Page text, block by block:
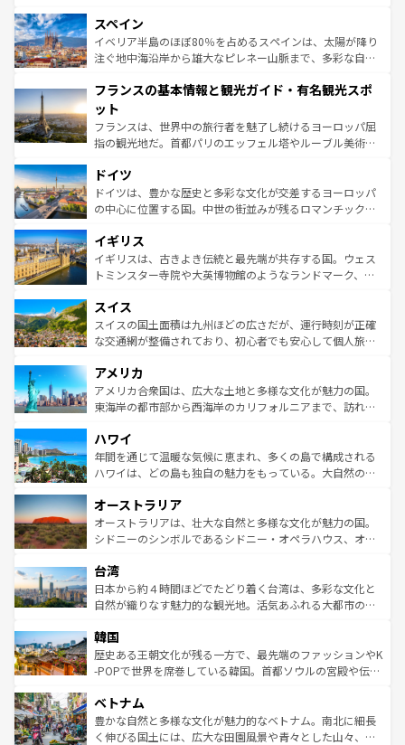
ろん、トスカーナの美しい田園風景やアマルフィ海岸の絶
景など、自然景観も見逃せない。観光の合間には、本場の
ピザやパスタなど、絶品のイタリア料理を堪能することも
ませてくれるイタリアで、忘れられない旅をしてみよう！
なお、新着のイタリア情報は
しい。
スペイン
イベリア半島のほぼ80％を占めるスペインは、太陽が降り
注ぐ地中海沿岸から雄大なピレネー山脈まで、多彩な自然
文化が根付くこの国では、情熱的なフラメンコ、熱気あふ
れる闘牛、そして美味しいタパスが生活の一部となってい
る。首都マドリードの洗練された雰囲気や、バルセロナの
アートに溢れた街角から、地方では古代ローマ遺跡や中世
せる。地方によって風土や気候が異なるスペインはその個
性で訪れる人を魅了する。 なお、新着のスペイン情報は コ
ンテンツ一覧を参照してほしい。
フランスの基本情報と観光ガイド・有名観光スポ
ット
フランスは、世界中の旅行者を魅了し続けるヨーロッパ屈
指の観光地だ。首都パリのエッフェル塔やルーブル美術館
で、幅広い魅力が詰まっている。華麗な宮殿、歴史的な大
聖堂、美しいビーチ、そして豊かな自然が、訪れる者を心
から魅了する。また、フランスは美食の国としても知ら
いる。シャンパンの発祥地であるランス、プロヴァンスの
香り高いラベンダー畑など、多彩な楽しみ方が可能だ。さ
らに、パリ以外の地域にも魅力が溢れており、どの街角に
れる地方に足を運ぶとそれぞれで全く異なる文化を体験で
きるだろう。 なお、新着のフランス情報はコンテンツ一覧
を参照してほしい。
ドイツ
ドイツは、豊かな歴史と多彩な文化が交差するヨーロッパ
の中心に位置する国。中世の街並みが残るロマンチック街
顔を持つこの国は、どこを歩いても飽きることがない。ベ
ルリンの文化的活気、バイエルン州のアルプスの絶景、そ
してライン川沿いのワイン畑といった風景は必見。ビール
は、お酒好きな人にはぜひ体験してほしい。 なお、新着の
ドイツ情報はコンテンツ一覧を参照してほしい。
イギリス
イギリスは、古きよき伝統と最先端が共存する国。ウェス
トミンスター寺院や大英博物館のようなランドマーク、歴
リアごとに異なる魅力がある。また、優雅なアフタヌーン
ティー、ビール好きにはたまらない英国パブ、サッカー観
戦など、本場だからこそできる体験も豊富。イギリスを旅
ンツ一覧を参照してほしい。
スイス
スイスの国土面積は九州ほどの広さだが、運行時刻が正確
な交通網が整備されており、初心者でも安心して個人旅行
の建物がそのまま残る町や、スイスならではのユニークな
博物館もあり、アルプス観光だけでなく町歩きも満喫する
ことができる。国民の所得が高いため物価も高いが、旅行
ば市内交通費無料で観光を楽しむこともできる。 なお、新
着のスイス情報はコンテンツ一覧 を参照してほしい。
アメリカ
アメリカ合衆国は、広大な土地と多様な文化が魅力の国。
東海岸の都市部から西海岸のカリフォルニアまで、訪れる
のような巨大都市は、観光、ショッピング、エンターテイ
ンメントが詰まった刺激的なスポットだ。一方、アメリカ
西部には大自然が広がり、グランドキャニオンやイエロー
部のニューオーリンズでは、音楽と美食が融合した独特の
文化が魅力。旅行者はアメリカの各地域で異なる魅力を楽
しみながら、その多様性と豊かな歴史を感じることができ
ならではの贅沢な旅のスタイルだ。 なお、新着のアメリカ
情報はコンテンツ一覧を参照してほしい。
ハワイ
年間を通じて温暖な気候に恵まれ、多くの島で構成される
ハワイは、どの島も独自の魅力をもっている。大自然の神
ワイ島は見逃せない。また、定番の観光地といえばオアフ
島だが、静かな自然を求めるならマウイ島やカウアイ島が
おすすめ。エメラルドグリーンに輝く海をはじめ、豊かな
れるおもてなしの心で訪れる人々を迎えてくれるハワイの
人々、おいしいローカルフードやハワイアンミュージッ
ク、伝統的なフラダンスなど、すべてがハワイの魅力を彩
ワイを、存分に味わってほしい。 なお、新着のハワイ情報
はコンテンツ一覧を参照してほしい。
オーストラリア
オーストラリアは、壮大な自然と多様な文化が魅力の国。
シドニーのシンボルであるシドニー・オペラハウス、オー
リアリーフや大陸中央部にそびえるウルル（エアーズロッ
ク）、タスマニアの美しい原生林やケアンズの熱帯雨林な
ど、見どころがたくさん。また、カフェやワイン、オージ
いる。アクティビティも充実しており、サーフィンやダイ
ビング、ハイキングなど、アウトドア好きにはたまらな
い。オーストラリアの多彩な魅力を存分に味わいつくそ
参照してほしい。
台湾
日本から約４時間ほどでたどり着く台湾は、多彩な文化と
自然が織りなす魅力的な観光地。活気あふれる大都市の台
ン）、静ひつな山岳地帯である台湾東部など、都市の喧騒
と山間の静けさが共存しており、訪れる人に新しい発見と
驚きをもたらしてくれる。また、奥深い台湾の食文化も魅
容にもいいと評判のスイーツなど、バラエティ豊かな料理
が味わえる。 なお、新着の台湾情報は コンテンツ一覧を参
照してほしい。
韓国
歴史ある王朝文化が残る一方で、最先端のファッションやK
-POPで世界を席巻している韓国。首都ソウルの宮殿や伝統
き、地方に足を延ばせば四季折々の自然美を楽しむことが
できる。そして、キムチや焼肉、絶品のストリートフード
まで、さまざまな韓国料理が待っている。夜には、韓国な
ベトナム
豊かな自然と多様な文化が魅力的なベトナム。南北に細長
く伸びる国土には、広大な田園風景や青々とした山々、世